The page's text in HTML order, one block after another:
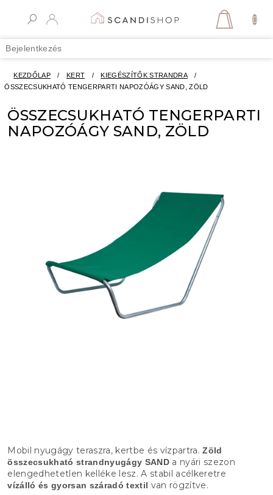
Bejelentkezés
KOSÁR
KEZDŐLAP / KERT / KIEGÉSZÍTŐK STRANDRA
/
ÖSSZECSUKHATÓ TENGERPARTI NAPOZÓÁGY SAND, ZÖLD
ÖSSZECSUKHATÓ TENGERPARTI
NAPOZÓÁGY SAND, ZÖLD
Mobil nyugágy teraszra, kertbe és vízpartra.Zöld
összecsukható strandnyugágy SANDa nyári szezon
elengedhetetlen kelléke lesz. A stabil acélkeretre
vízálló és gyorsan száradó textil van rögzítve.